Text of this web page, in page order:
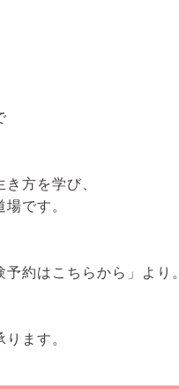
方を学び、
です。
約はこちらから」より。
ます。